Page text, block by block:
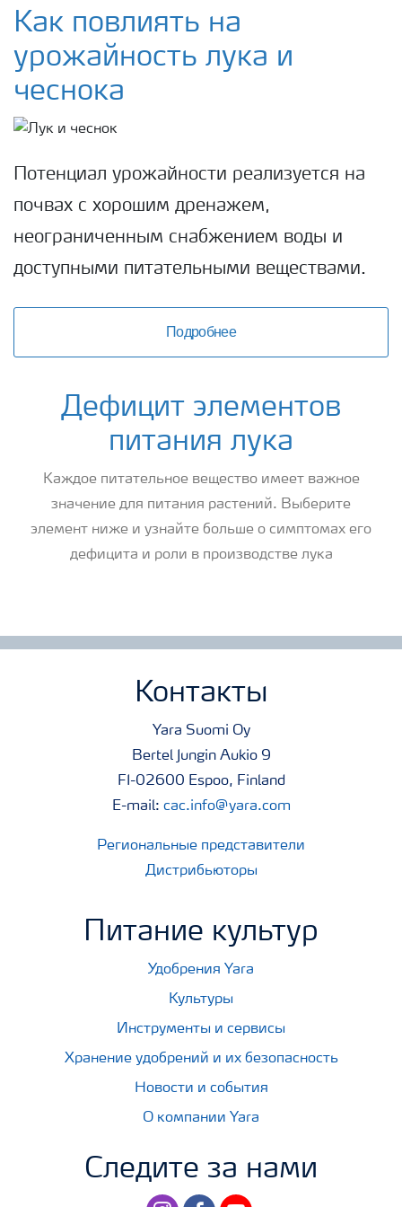
Культуры
Инструменты и сервисы
Хранение удобрений и их безопасность
Как повлиять на
урожайность лука и
чеснока
Потенциал урожайности реализуется на
почвах с хорошим дренажем,
неограниченным снабжением воды и
доступными питательными веществами.
Подробнее
Дефицит элементов
питания лука
Каждое питательное вещество имеет важное
значение для питания растений. Выберите
элемент ниже и узнайте больше о симптомах его
дефицита и роли в производстве лука
Контакты
Yara Suomi Oy
Bertel Jungin Aukio 9
FI-02600 Espoo, Finland
E-mail: cac.info@yara.com
Региональные представители
Дистрибьюторы
Питание культур
Удобрения Yara
Культуры
Инструменты и сервисы
Хранение удобрений и их безопасность
Новости и события
О компании Yara
Следите за нами